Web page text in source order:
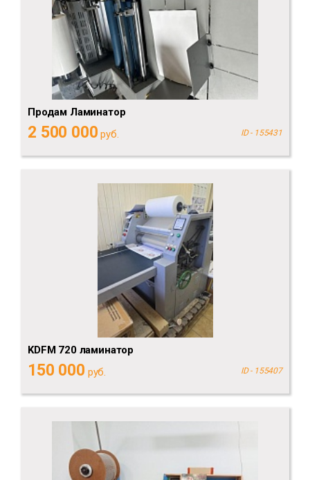
Продам Ламинатор
2 500 000 руб. ID - 155431
KDFM 720 ламинатор
150 000 руб. ID - 155407